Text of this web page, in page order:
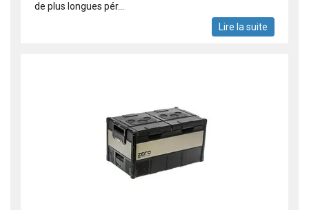
de plus longues pér...
Lire la suite